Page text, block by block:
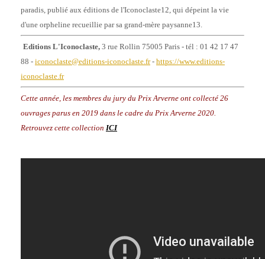
paradis, publié aux éditions de l'Iconoclaste12, qui dépeint la vie
d'une orpheline recueillie par sa grand-mère paysanne13.
Editions L'Iconoclaste, 3 rue Rollin 75005 Paris - tél : 01 42 17 47
88 - iconoclaste@editions-iconoclaste.fr- https://www.editions-
iconoclaste.fr
Cette année, les membres du jury du Prix Arverne ont collecté 26
ouvrages parus en 2019 dans le cadre du Prix Arverne 2020.
Retrouvez cette collection ICI